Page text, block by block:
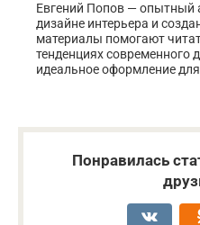
Евгений Попов — опытный
дизайне интерьера и
материалы помогают
тенденциях современного
идеальное оформление
Понравилась